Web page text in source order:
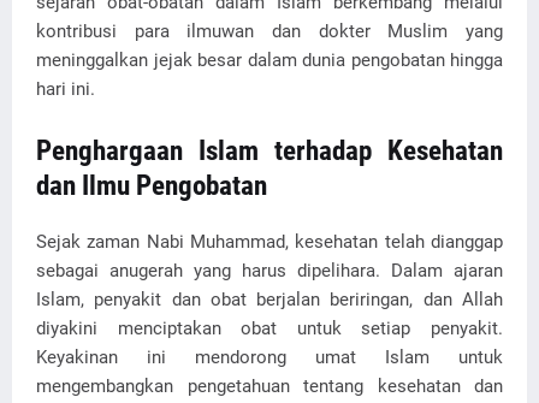
kontribusi para ilmuwan dan dokter Muslim yang
meninggalkan jejak besar dalam dunia pengobatan hingga
hari ini.
Penghargaan Islam terhadap Kesehatan
dan Ilmu Pengobatan
Sejak zaman Nabi Muhammad, kesehatan telah dianggap
sebagai anugerah yang harus dipelihara. Dalam ajaran
Islam, penyakit dan obat berjalan beriringan, dan Allah
diyakini menciptakan obat untuk setiap penyakit.
Keyakinan ini mendorong umat Islam untuk
mengembangkan pengetahuan tentang kesehatan dan